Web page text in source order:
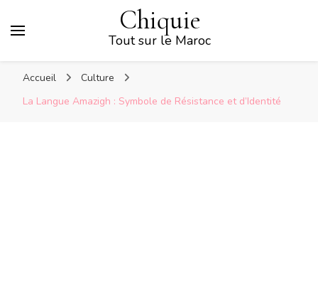
Chiquie
Tout sur le Maroc
Accueil
Culture
La Langue Amazigh : Symbole de Résistance et d’Identité